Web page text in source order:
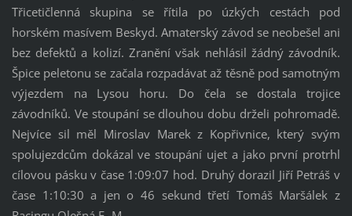
Třicetičlenná skupina se řítila po úzkých cestách pod
horském masívem Beskyd. Amaterský závod se neobešel ani
bez defektů a kolizí. Zranění však nehlásil žádný závodník.
Špice peletonu se začala rozpadávat až těsně pod samotným
výjezdem na Lysou horu. Do čela se dostala trojice
závodníků. Ve stoupání se dlouhou dobu drželi pohromadě.
Nejvíce sil měl Miroslav Marek z Kopřivnice, který svým
spolujezdcům dokázal ve stoupání ujet a jako první protrhl
cílovou pásku v čase 1:09:07 hod. Druhý dorazil Jiří Petráš v
čase 1:10:30 a jen o 46 sekund třetí Tomáš Maršálek z